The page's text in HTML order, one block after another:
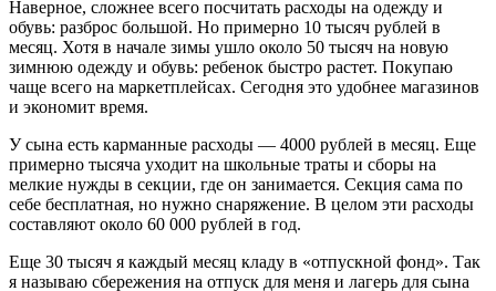
Наверное, сложнее всего посчитать расходы на одежду и
обувь: разброс большой. Но примерно 10 тысяч рублей в
месяц. Хотя в начале зимы ушло около 50 тысяч на новую
зимнюю одежду и обувь: ребенок быстро растет. Покупаю
чаще всего на маркетплейсах. Сегодня это удобнее магазинов
и экономит время.
У сына есть карманные расходы — 4000 рублей в месяц. Еще
примерно тысяча уходит на школьные траты и сборы на
мелкие нужды в секции, где он занимается. Секция сама по
себе бесплатная, но нужно снаряжение. В целом эти расходы
составляют около 60 000 рублей в год.
Еще 30 тысяч я каждый месяц кладу в «отпускной фонд». Так
я называю сбережения на отпуск для меня и лагерь для сына